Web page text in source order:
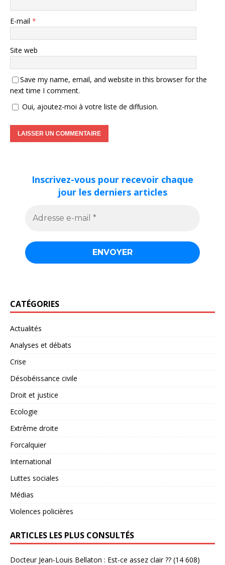
E-mail *
Site web
Save my name, email, and website in this browser for the
next time I comment.
Oui, ajoutez-moi à votre liste de diffusion.
Inscrivez-vous pour recevoir chaque
jour les derniers articles
CATÉGORIES
Actualités
Analyses et débats
Crise
Désobéissance civile
Droit et justice
Ecologie
Extrême droite
Forcalquier
International
Luttes sociales
Médias
Violences policières
ARTICLES LES PLUS CONSULTÉS
Docteur Jean-Louis Bellaton : Est-ce assez clair ?? (14 608)